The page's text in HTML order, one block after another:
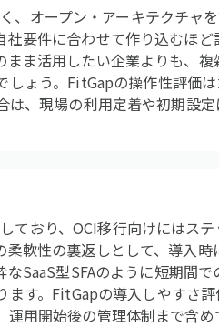
、オープン・アーキテクチャ
要件に合わせて作り込むほ
ま活用したい企業よりも、
ょう。FitGapの操作性評価
、現場の利用定着や初期設
ており、OCI移行向けにはス
軟性の裏返しとして、導入
SaaS型SFAのように短期間
す。FitGapの導入しやすさ
用開始後の管理体制まで含め